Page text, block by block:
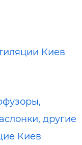
Киев
другие
Киев